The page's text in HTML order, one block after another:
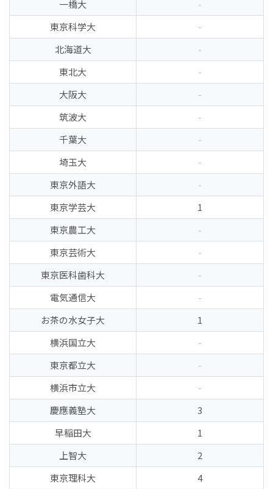
一橋大
-
東京科学大
-
北海道大
-
東北大
-
大阪大
-
筑波大
-
千葉大
-
埼玉大
-
東京外語大
-
東京学芸大
1
東京農工大
-
東京芸術大
-
東京医科歯科大
-
電気通信大
-
お茶の水女子大
1
横浜国立大
-
東京都立大
-
横浜市立大
-
慶應義塾大
3
早稲田大
1
上智大
2
東京理科大
4